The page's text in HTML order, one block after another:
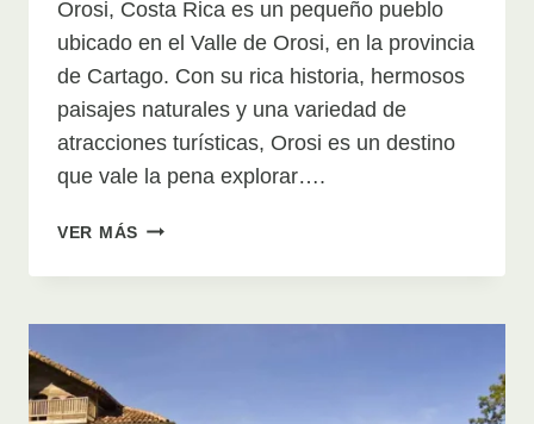
Orosi, Costa Rica es un pequeño pueblo
ubicado en el Valle de Orosi, en la provincia
de Cartago. Con su rica historia, hermosos
paisajes naturales y una variedad de
atracciones turísticas, Orosi es un destino
que vale la pena explorar….
VER MÁS DESCUBRE
MARAVILLAS
COSAS